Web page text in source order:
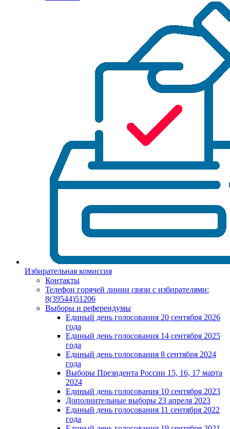
Избирательная комиссия
Контакты
Телефон горячей линии связи с избирателями:
8(39544)51206
Выборы и референдумы
Единый день голосования 20 сентября 2026
года
Единый день голосования 14 сентября 2025
года
Единый день голосования 8 сентября 2024
года
Выборы Президента России 15, 16, 17 марта
2024
Единый день голосования 10 сентября 2023
Дополнительные выборы 23 апреля 2023
Единый день голосования 11 сентября 2022
года